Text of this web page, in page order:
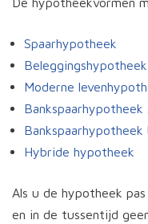
Spaarhypotheek
Beleggingshypotheek
Moderne
Bankspaarhypotheek
Bankspaarhypotheek
Hybride hypotheek
Als u de hypotheek
en in de tussentijd